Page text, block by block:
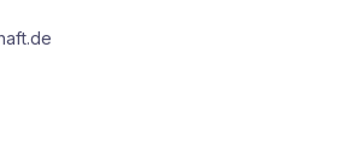
potenzielle